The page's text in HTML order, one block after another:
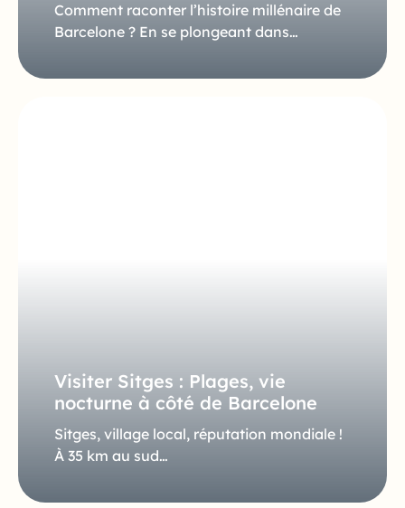
Comment raconter l’histoire millénaire de
Barcelone ? En se plongeant dans…
Visiter Sitges : Plages, vie
nocturne à côté de Barcelone
Sitges, village local, réputation mondiale !
À 35 km au sud…